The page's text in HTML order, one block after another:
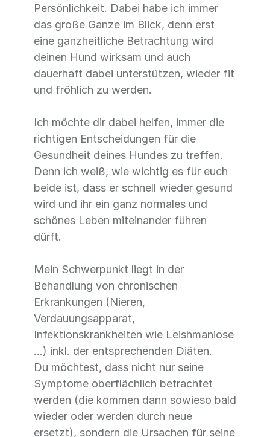
Persönlichkeit. Dabei habe ich immer
das große Ganze im Blick, denn erst
eine ganzheitliche Betrachtung wird
deinen Hund wirksam und auch
dauerhaft dabei unterstützen, wieder fit
und fröhlich zu werden.
Ich möchte dir dabei helfen, immer die
richtigen Entscheidungen für die
Gesundheit deines Hundes zu treffen.
Denn ich weiß, wie wichtig es für euch
beide ist, dass er schnell wieder gesund
wird und ihr ein ganz normales und
schönes Leben miteinander führen
dürft.
Mein Schwerpunkt liegt in der
Behandlung von chronischen
Erkrankungen (Nieren,
Verdauungsapparat,
Infektionskrankheiten wie Leishmaniose
...) inkl. der entsprechenden Diäten.
Du möchtest, dass nicht nur seine
Symptome oberflächlich betrachtet
werden (die kommen dann sowieso bald
wieder oder werden durch neue
ersetzt), sondern die Ursachen für seine